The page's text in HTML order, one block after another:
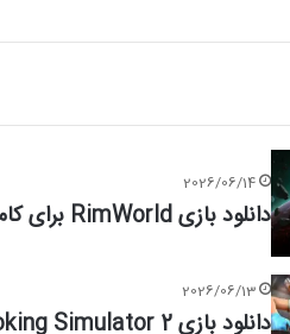
2026/06/14
دانلود بازی RimWorld برای کامپیوتر؛ نسخه 1.6
2026/06/13